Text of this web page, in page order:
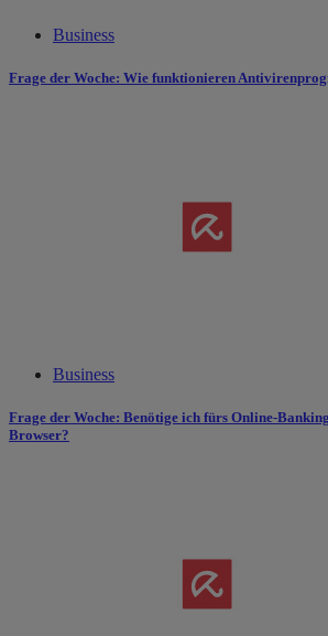
Business
Frage der Woche: Wie funktionieren
Business
Frage der Woche: Benötige ich fürs Online-
Browser?